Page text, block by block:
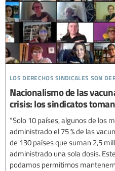
los derechos sindicales son
Nacionalismo de las
crisis: los sindicatos
“Solo 10 países, algunos de los
administrado el 75 % de las
de 130 países que suman 2,5
administrado una sola dosis.
podamos permitirnos